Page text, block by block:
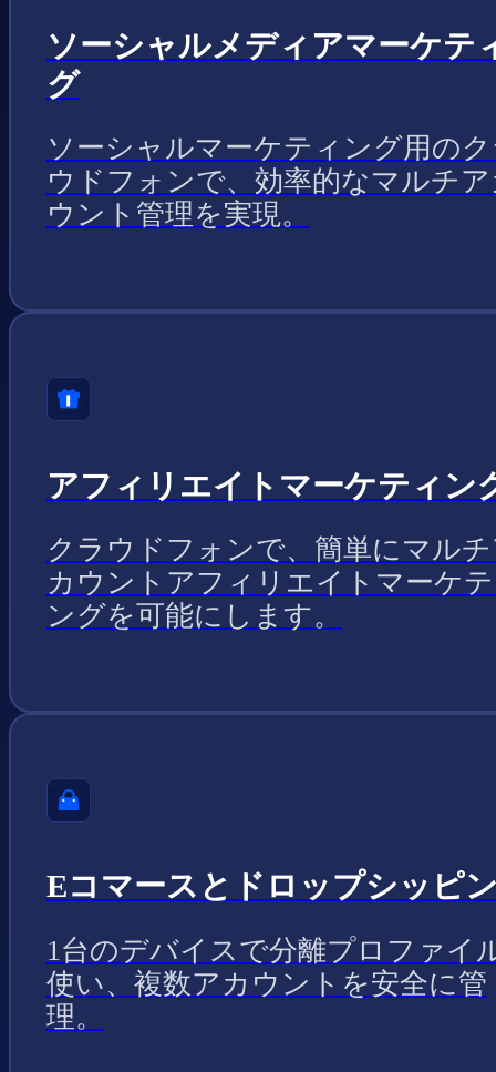
ソーシャルメディアマーケテ
グ
ソーシャルマーケティング用の
ウドフォンで、効率的なマルチ
ウント管理を実現。
アフィリエイトマーケティン
クラウドフォンで、簡単にマル
カウントアフィリエイトマーケ
ングを可能にします。
Eコマースとドロップシッピ
1台のデバイスで分離プロファイ
使い、複数アカウントを安全に管
理。